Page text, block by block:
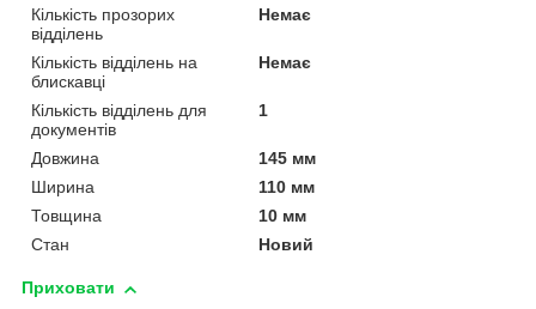
Кількість прозорих
відділень
Немає
Кількість відділень на
блискавці
Немає
Кількість відділень для
документів
1
Довжина
145 мм
Ширина
110 мм
Товщина
10 мм
Стан
Новий
Приховати